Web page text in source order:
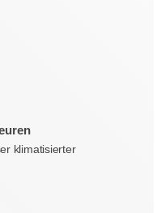
klimatisierter